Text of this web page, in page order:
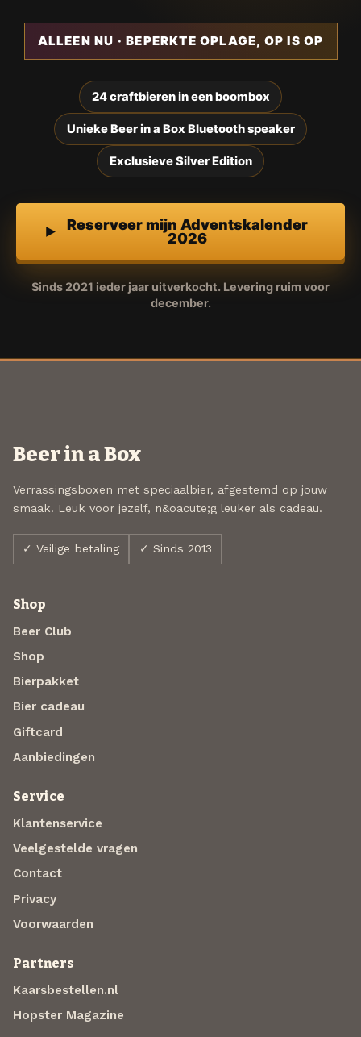
ALLEEN NU · BEPERKTE OPLAGE, OP IS OP
24 craftbieren in een boombox
Unieke Beer in a Box Bluetooth speaker
Exclusieve Silver Edition
Reserveer mijn Adventskalender
2026
Sinds 2021 ieder jaar uitverkocht. Levering ruim voor
december.
Beer in a Box
Verrassingsboxen met speciaalbier, afgestemd op jouw
smaak. Leuk voor jezelf, n&oacute;g leuker als cadeau.
✓ Veilige betaling ✓ Sinds 2013
Shop
Beer Club
Shop
Bierpakket
Bier cadeau
Giftcard
Aanbiedingen
Service
Klantenservice
Veelgestelde vragen
Contact
Privacy
Voorwaarden
Partners
Kaarsbestellen.nl
Hopster Magazine